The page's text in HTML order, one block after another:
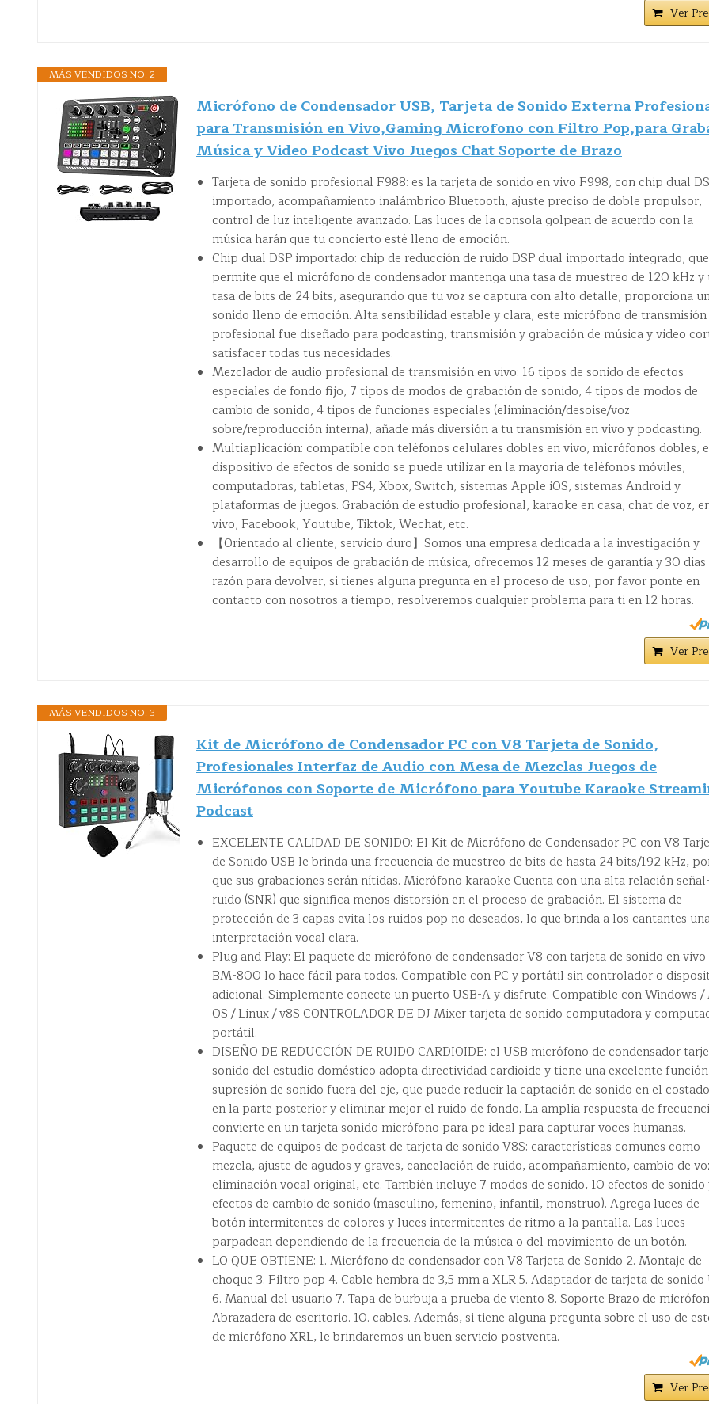
Ver
MÁS VENDIDOS NO. 2
Micrófono de Condensador USB, Tarjeta de Sonido Externa
para Transmisión en Vivo,Gaming Microfono con Filtro Pop,para
Música y Video Podcast Vivo Juegos Chat Soporte de Brazo
Tarjeta de sonido profesional F988: es la tarjeta de sonido en vivo F998, con chip dual
importado, acompañamiento inalámbrico Bluetooth, ajuste preciso de doble propulsor,
control de luz inteligente avanzado. Las luces de la consola golpean de acuerdo con la
música harán que tu concierto esté lleno de emoción.
Chip dual DSP importado: chip de reducción de ruido DSP dual importado integrado, que
permite que el micrófono de condensador mantenga una tasa de muestreo de 120 kHz y
tasa de bits de 24 bits, asegurando que tu voz se captura con alto detalle, proporciona
sonido lleno de emoción. Alta sensibilidad estable y clara, este micrófono de transmisión
profesional fue diseñado para podcasting, transmisión y grabación de música y video
satisfacer todas tus necesidades.
Mezclador de audio profesional de transmisión en vivo: 16 tipos de sonido de efectos
especiales de fondo fijo, 7 tipos de modos de grabación de sonido, 4 tipos de modos de
cambio de sonido, 4 tipos de funciones especiales (eliminación/desoise/voz
sobre/reproducción interna), añade más diversión a tu transmisión en vivo y podcasting.
Multiaplicación: compatible con teléfonos celulares dobles en vivo, micrófonos dobles,
dispositivo de efectos de sonido se puede utilizar en la mayoría de teléfonos móviles,
computadoras, tabletas, PS4, Xbox, Switch, sistemas Apple iOS, sistemas Android y
plataformas de juegos. Grabación de estudio profesional, karaoke en casa, chat de voz,
vivo, Facebook, Youtube, Tiktok, Wechat, etc.
【Orientado al cliente, servicio duro】Somos una empresa dedicada a la investigación y
desarrollo de equipos de grabación de música, ofrecemos 12 meses de garantía y 30
razón para devolver, si tienes alguna pregunta en el proceso de uso, por favor ponte en
contacto con nosotros a tiempo, resolveremos cualquier problema para ti en 12 horas.
Ver
MÁS VENDIDOS NO. 3
Kit de Micrófono de Condensador PC con V8 Tarjeta de Sonido,
Profesionales Interfaz de Audio con Mesa de Mezclas Juegos de
Micrófonos con Soporte de Micrófono para Youtube Karaoke
Podcast
EXCELENTE CALIDAD DE SONIDO: El Kit de Micrófono de Condensador PC con V8
de Sonido USB le brinda una frecuencia de muestreo de bits de hasta 24 bits/192 kHz,
que sus grabaciones serán nítidas. Micrófono karaoke Cuenta con una alta relación señal-
ruido (SNR) que significa menos distorsión en el proceso de grabación. El sistema de
protección de 3 capas evita los ruidos pop no deseados, lo que brinda a los cantantes
interpretación vocal clara.
Plug and Play: El paquete de micrófono de condensador V8 con tarjeta de sonido en vivo
BM-800 lo hace fácil para todos. Compatible con PC y portátil sin controlador o
adicional. Simplemente conecte un puerto USB-A y disfrute. Compatible con Windows /
OS / Linux / v8S CONTROLADOR DE DJ Mixer tarjeta de sonido computadora y
portátil.
DISEÑO DE REDUCCIÓN DE RUIDO CARDIOIDE: el USB micrófono de condensador
sonido del estudio doméstico adopta directividad cardioide y tiene una excelente
supresión de sonido fuera del eje, que puede reducir la captación de sonido en el
en la parte posterior y eliminar mejor el ruido de fondo. La amplia respuesta de
convierte en un tarjeta sonido micrófono para pc ideal para capturar voces humanas.
Paquete de equipos de podcast de tarjeta de sonido V8S: características comunes como
mezcla, ajuste de agudos y graves, cancelación de ruido, acompañamiento, cambio de
eliminación vocal original, etc. También incluye 7 modos de sonido, 10 efectos de sonido
efectos de cambio de sonido (masculino, femenino, infantil, monstruo). Agrega luces de
botón intermitentes de colores y luces intermitentes de ritmo a la pantalla. Las luces
parpadean dependiendo de la frecuencia de la música o del movimiento de un botón.
LO QUE OBTIENE: 1. Micrófono de condensador con V8 Tarjeta de Sonido 2. Montaje de
choque 3. Filtro pop 4. Cable hembra de 3,5 mm a XLR 5. Adaptador de tarjeta de sonido
6. Manual del usuario 7. Tapa de burbuja a prueba de viento 8. Soporte Brazo de
Abrazadera de escritorio. 10. cables. Además, si tiene alguna pregunta sobre el uso de
de micrófono XRL, le brindaremos un buen servicio postventa.
Ver